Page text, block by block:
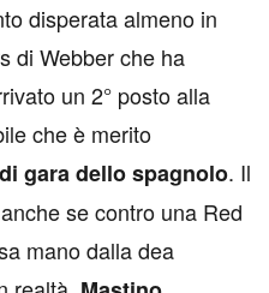
disperata almeno in
di Webber che ha
un 2° posto alla
che è merito
gara dello spagnolo. Il
se contro una Red
mano dalla dea